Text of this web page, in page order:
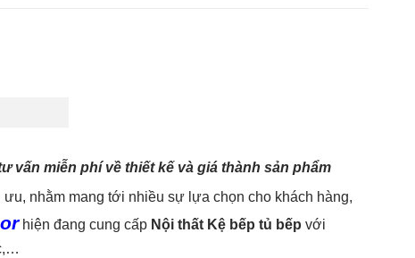
vấn miễn phí về thiết kế và giá thành sản phẩm
nhằm mang tới nhiều sự lựa chọn cho khách hàng,
hiện đang cung cấp Nội thất Kệ bếp tủ bếp với